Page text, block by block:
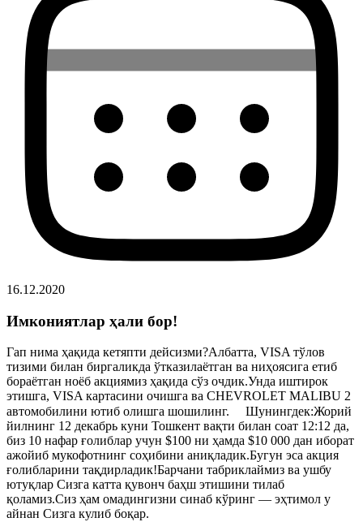
16.12.2020
Имкониятлар ҳали бор!
Гап нима ҳақида кетяпти дейсизми?Албатта, VISA тўлов
тизими билан биргаликда ўтказилаётган ва ниҳоясига етиб
бораётган ноёб акциямиз ҳақида сўз очдик.Унда иштирок
этишга, VISA картасини очишга ва CHEVROLET MALIBU 2
автомобилини ютиб олишга шошилинг. ⠀ Шунингдек:Жорий
йилнинг 12 декабрь куни Тошкент вақти билан соат 12:12 да,
биз 10 нафар ғолиблар учун $100 ни ҳамда $10 000 дан иборат
ажойиб мукофотнинг соҳибини аниқладик.Бугун эса акция
ғолибларини тақдирладик!Барчани табриклаймиз ва ушбу
ютуқлар Сизга катта қувонч баҳш этишини тилаб
қоламиз.Сиз ҳам омадингизни синаб кўринг — эҳтимол у
айнан Сизга кулиб боқар.